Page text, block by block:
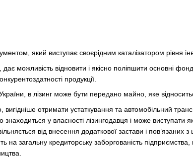
який виступає своєрідним каталізатором рівня
дає можливість відновити і якісно поліпшити основні
продукції.
в лізинг може бути передано майно, яке
вигідніше отримати устаткування та автомобільний
знаходиться у власності лізингодавця і може
від внесення додаткової застави і
на загальну кредиторську заборгованість